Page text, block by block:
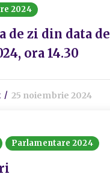
2024
de zi din data de
ora 14.30
25 noiembrie 2024
Parlamentare 2024